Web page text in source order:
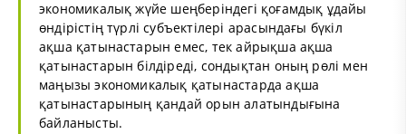
экономикалық жүйе шеңберіндегі қоғамдық ұдайы
өндірістің түрлі субъектілері арасындағы бүкіл
ақша қатынастарын емес, тек айрықша ақша
қатынастарын білдіреді, сондықтан оның рөлі мен
маңызы экономикалық қатынастарда ақша
қатынастарының қандай орын алатындығына
байланысты.